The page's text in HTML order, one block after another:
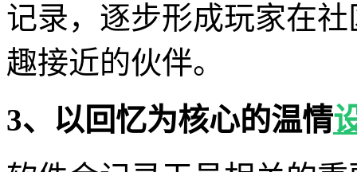
记录，逐步形成玩家在
趣接近的伙伴。
3、以回忆为核心的温情